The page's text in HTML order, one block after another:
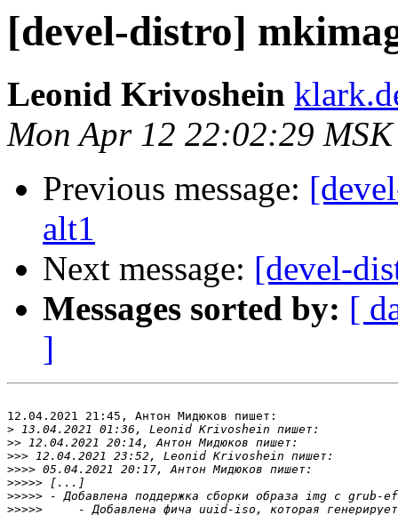
[devel-distro]
Leonid Krivoshein
Mon Apr 12 22:02:29
Previous message:
alt1
Next message: [devel-
Messages sorted by: [
]
12.04.2021 21:45, Антон Мидюков пишет:
>
>>
>>>
>>>>
>>>>>
>>>>>
>>>>>